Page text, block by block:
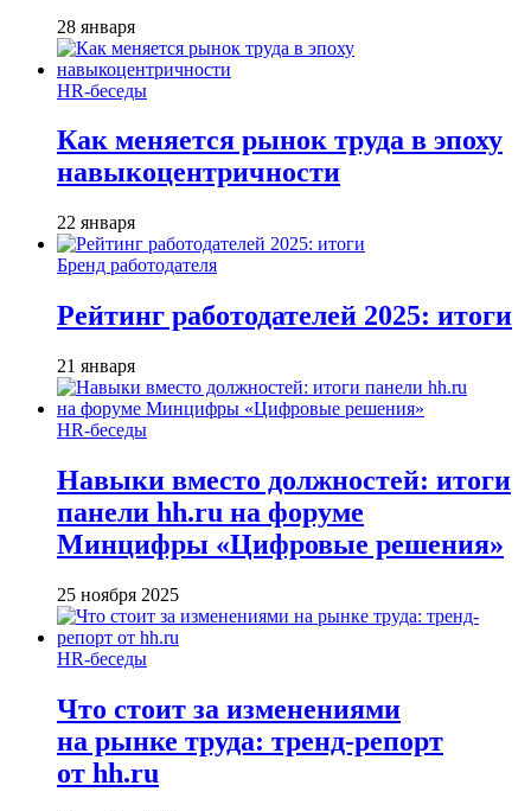
28 января
HR-беседы
Как меняется рынок труда в эпоху
навыкоцентричности
22 января
Бренд работодателя
Рейтинг работодателей 2025: итоги
21 января
HR-беседы
Навыки вместо должностей: итоги
панели hh.ru на форуме
Минцифры «Цифровые решения»
25 ноября 2025
HR-беседы
Что стоит за изменениями
на рынке труда: тренд-репорт
от hh.ru